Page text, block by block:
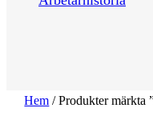
Hem / Produkter märkta